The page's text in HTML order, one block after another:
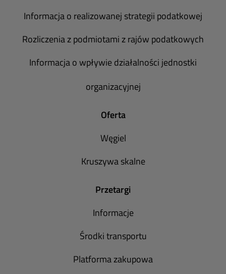
Informacja o realizowanej strategii podatkowej
Rozliczenia z podmiotami z rajów podatkowych
Informacja o wpływie działalności jednostki
organizacyjnej
Oferta
Węgiel
Kruszywa skalne
Przetargi
Informacje
Środki transportu
Platforma zakupowa